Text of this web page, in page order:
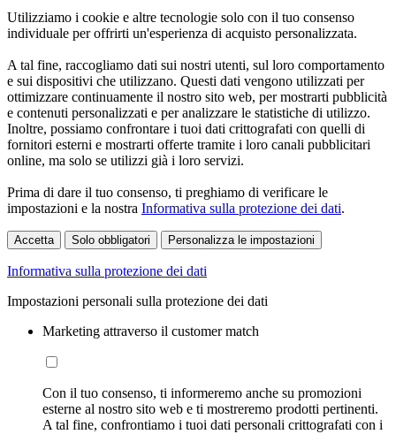
Utilizziamo i cookie e altre tecnologie solo con il tuo consenso
individuale per offrirti un'esperienza di acquisto personalizzata.
A tal fine, raccogliamo dati sui nostri utenti, sul loro comportamento
e sui dispositivi che utilizzano. Questi dati vengono utilizzati per
ottimizzare continuamente il nostro sito web, per mostrarti pubblicità
e contenuti personalizzati e per analizzare le statistiche di utilizzo.
Inoltre, possiamo confrontare i tuoi dati crittografati con quelli di
fornitori esterni e mostrarti offerte tramite i loro canali pubblicitari
online, ma solo se utilizzi già i loro servizi.
Prima di dare il tuo consenso, ti preghiamo di verificare le
impostazioni e la nostra Informativa sulla protezione dei dati.
Accetta Solo obbligatori Personalizza le impostazioni
Informativa sulla protezione dei dati
Impostazioni personali sulla protezione dei dati
Marketing attraverso il customer match
Con il tuo consenso, ti informeremo anche su promozioni
esterne al nostro sito web e ti mostreremo prodotti pertinenti.
A tal fine, confrontiamo i tuoi dati personali crittografati con i